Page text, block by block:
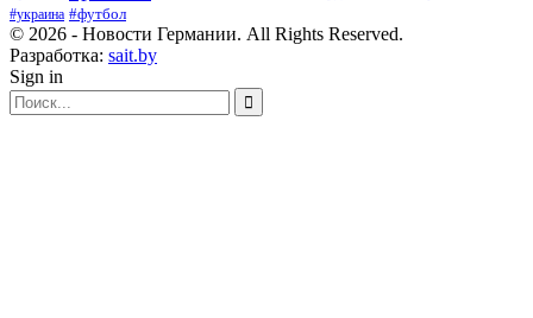
#украина #футбол
© 2026 - Новости Германии. All Rights Reserved.
Разработка: sait.by
Sign in